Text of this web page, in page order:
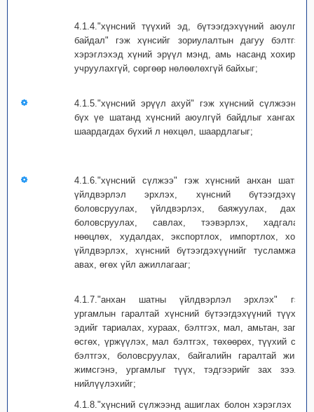
4.1.4."хүнсний түүхий эд, бүтээгдэхүүний аюулгүй
байдал" гэж хүнсийг зориулалтын дагуу бэлтгэж
хэрэглэхэд хүний эрүүл мэнд, амь насанд хохирол
учруулахгүй, сөргөөр нөлөөлөхгүй байхыг;
4.1.5."хүнсний эрүүл ахуй" гэж хүнсний сүлжээний
бүх үе шатанд хүнсний аюулгүй байдлыг хангахад
шаардагдах бүхий л нөхцөл, шаардлагыг;
4.1.6."хүнсний сүлжээ" гэж хүнсний анхан шатны
үйлдвэрлэл эрхлэх, хүнсний бүтээгдэхүүн
боловсруулах, үйлдвэрлэх, баяжуулах, дахин
боловсруулах, савлах, тээвэрлэх, хадгалах,
нөөцлөх, худалдах, экспортлох, импортлох, хоол
үйлдвэрлэх, хүнсний бүтээгдэхүүнийг тусламжаар
авах, өгөх үйл ажиллагааг;
4.1.7."анхан шатны үйлдвэрлэл эрхлэх" гэж
ургамлын гаралтай хүнсний бүтээгдэхүүний түүхий
эдийг тариалах, хураах, бэлтгэх, мал, амьтан, загас
өсгөх, үржүүлэх, мал бэлтгэх, төхөөрөх, түүхий сүү
бэлтгэх, боловсруулах, байгалийн гаралтай жимс
жимсгэнэ, ургамлыг түүх, тэдгээрийг зах зээлд
нийлүүлэхийг;
4.1.8."хүнсний сүлжээнд ашиглах болон хэрэглэх эд